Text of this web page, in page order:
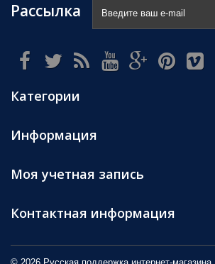
Рассылка
Категории
Информация
Моя учетная запись
Контактная информация